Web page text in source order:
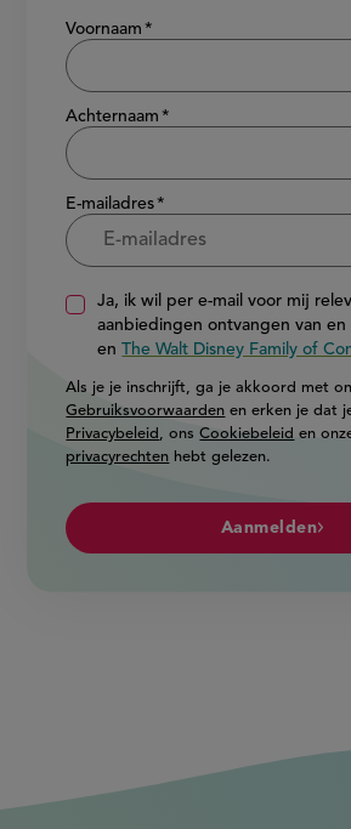
Show/hide
Voornaam
Achternaam
E-mailadres
Ja, ik wil per e-mail voor mij
aanbiedingen ontvangen van en
enThe Walt Disney Family of
Als je je inschrijft, ga je akkoord met
Gebruiksvoorwaarden en erken je dat
Privacybeleid , onsCookiebeleid en
privacyrechten hebt gelezen.
Aanmelden